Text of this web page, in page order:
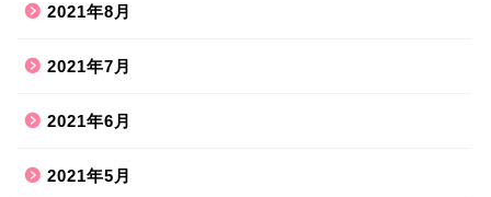
2021年8月
2021年7月
2021年6月
2021年5月